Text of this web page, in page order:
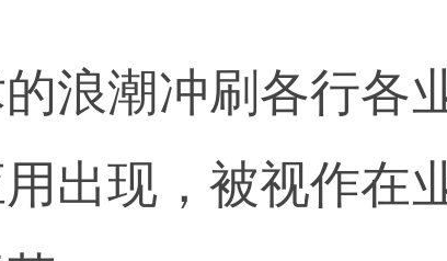
浪潮冲刷各行各
出现，被视作在